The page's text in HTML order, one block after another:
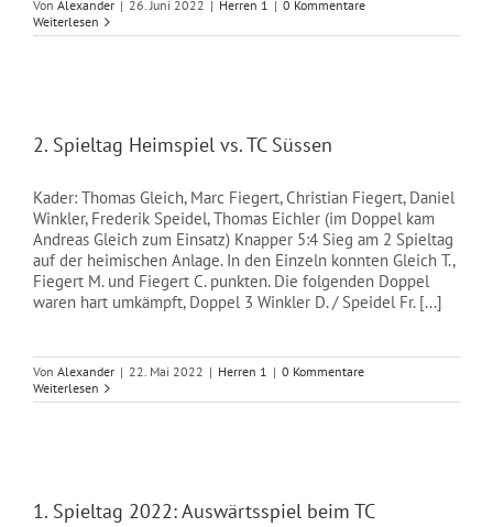
Von Alexander | 26. Juni 2022 | Herren 1 | 0 Kommentare
Weiterlesen
2. Spieltag Heimspiel vs. TC Süssen
Kader: Thomas Gleich, Marc Fiegert, Christian Fiegert, Daniel
Winkler, Frederik Speidel, Thomas Eichler (im Doppel kam
Andreas Gleich zum Einsatz) Knapper 5:4 Sieg am 2 Spieltag
auf der heimischen Anlage. In den Einzeln konnten Gleich T.,
Fiegert M. und Fiegert C. punkten. Die folgenden Doppel
waren hart umkämpft, Doppel 3 Winkler D. / Speidel Fr. [...]
Von Alexander | 22. Mai 2022 | Herren 1 | 0 Kommentare
Weiterlesen
1. Spieltag 2022: Auswärtsspiel beim TC